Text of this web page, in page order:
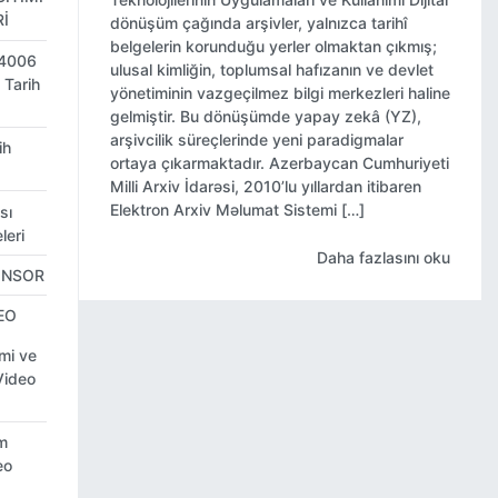
dönüşüm çağında arşivler, yalnızca tarihî
belgelerin korunduğu yerler olmaktan çıkmış;
ulusal kimliğin, toplumsal hafızanın ve devlet
yönetiminin vazgeçilmez bilgi merkezleri haline
gelmiştir. Bu dönüşümde yapay zekâ (YZ),
arşivcilik süreçlerinde yeni paradigmalar
ortaya çıkarmaktadır. Azerbaycan Cumhuriyeti
Milli Arxiv İdarəsi, 2010’lu yıllardan itibaren
Elektron Arxiv Məlumat Sistemi […]
Daha fazlasını oku
Tarih
ve